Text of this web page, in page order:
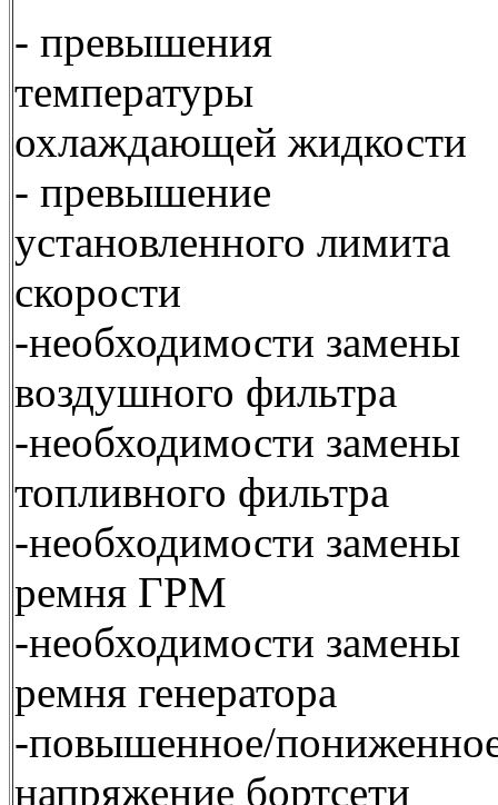
- превышения
температуры
охлаждающей жидкости
- превышение
установленного лимита
скорости
-необходимости замены
воздушного фильтра
-необходимости замены
топливного фильтра
-необходимости замены
ремня ГРМ
-необходимости замены
ремня генератора
-повышенное/
напряжение бортсети